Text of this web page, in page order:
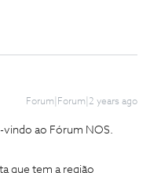
Forum|Forum|2 years ago
vindo ao Fórum NOS.
que tem a região